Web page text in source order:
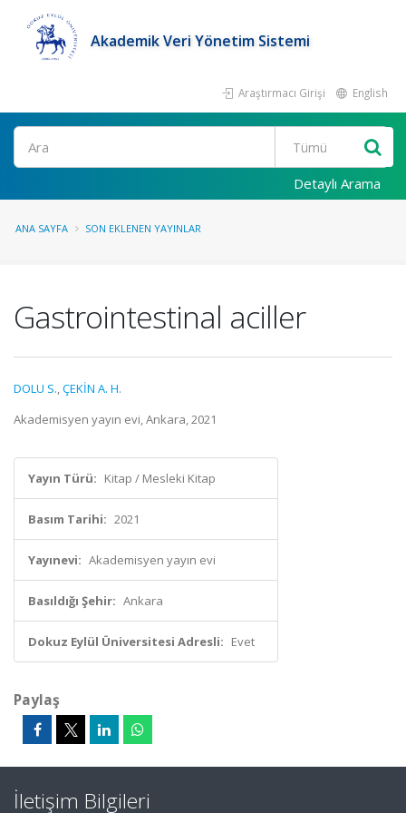
Akademik Veri Yönetim Sistemi
Araştırmacı Girişi English
Ara
Detaylı Arama
ANA SAYFA SON EKLENEN YAYINLAR
Gastrointestinal aciller
DOLU S.,ÇEKİN A. H.
Akademisyen yayın evi, Ankara, 2021
Yayın Türü: Kitap / Mesleki Kitap
Basım Tarihi: 2021
Yayınevi: Akademisyen yayın evi
Basıldığı Şehir: Ankara
Dokuz Eylül Üniversitesi Adresli: Evet
Paylaş
İletişim Bilgileri